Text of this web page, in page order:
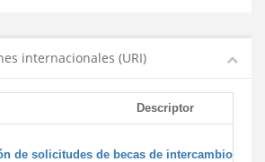
internacionales (URI)
Descriptor
de solicitudes de becas de intercambio